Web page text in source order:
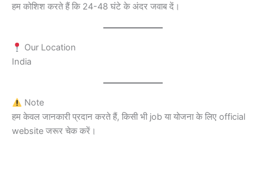
हम कोशिश करते हैं कि 24-48 घंटे के अंदर जवाब दें।
Our Location
India
Note
हम केवल जानकारी प्रदान करते हैं, किसी भी job या योजना के लिए official
website जरूर चेक करें।